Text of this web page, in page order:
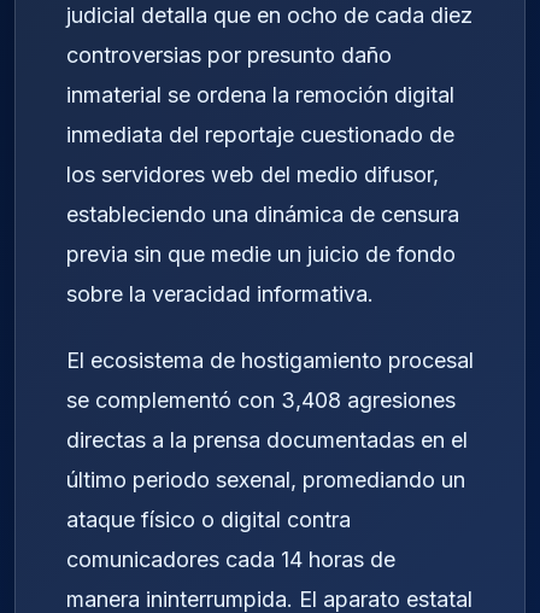
judicial detalla que en ocho de cada diez
controversias por presunto daño
inmaterial se ordena la remoción digital
inmediata del reportaje cuestionado de
los servidores web del medio difusor,
estableciendo una dinámica de censura
previa sin que medie un juicio de fondo
sobre la veracidad informativa.
El ecosistema de hostigamiento procesal
se complementó con 3,408 agresiones
directas a la prensa documentadas en el
último periodo sexenal, promediando un
ataque físico o digital contra
comunicadores cada 14 horas de
manera ininterrumpida. El aparato estatal